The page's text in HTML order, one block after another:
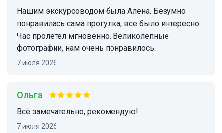
Нашим экскурсоводом была Алёна. Безумно
понравилась сама прогулка, все было интересно.
Час пролетел мгновенно. Великолепные
фотографии, нам очень понравилось.
7 июля 2026
Ольга
Всё замечательно, рекомендую!
7 июля 2026